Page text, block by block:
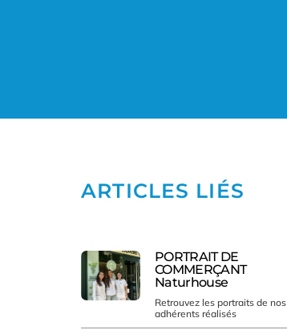
ARTICLES LIÉS
PORTRAIT DE
COMMERÇANT
Naturhouse
Retrouvez les portraits de nos
adhérents réalisés